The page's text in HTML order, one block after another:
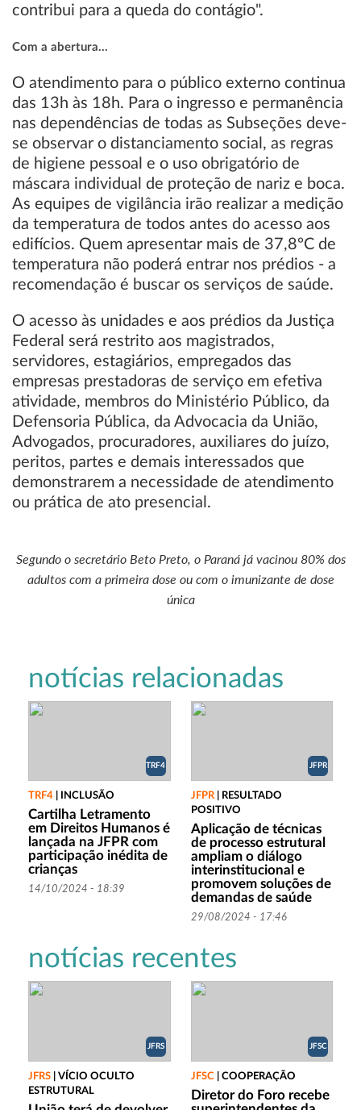
contribui para a queda do contágio".
Com a abertura...
O atendimento para o público externo continua
das 13h às 18h. Para o ingresso e permanência
nas dependências de todas as Subseções deve-
se observar o distanciamento social, as regras
de higiene pessoal e o uso obrigatório de
máscara individual de proteção de nariz e boca.
As equipes de vigilância irão realizar a medição
da temperatura de todos antes do acesso aos
edifícios. Quem apresentar mais de 37,8ºC de
temperatura não poderá entrar nos prédios - a
recomendação é buscar os serviços de saúde.
O acesso às unidades e aos prédios da Justiça
Federal será restrito aos magistrados,
servidores, estagiários, empregados das
empresas prestadoras de serviço em efetiva
atividade, membros do Ministério Público, da
Defensoria Pública, da Advocacia da União,
Advogados, procuradores, auxiliares do juízo,
peritos, partes e demais interessados que
demonstrarem a necessidade de atendimento
ou prática de ato presencial.
Segundo o secretário Beto Preto, o Paraná já vacinou 80% dos
adultos com a primeira dose ou com o imunizante de dose
única
notícias relacionadas
TRF4
TRF4 INCLUSÃO
Cartilha Letramento
em Direitos Humanos é
lançada na JFPR com
participação inédita de
crianças
14/10/2024 - 18:39
JFPR
JFPR|
RESULTADO
POSITIVO
Aplicação de técnicas
de processo estrutural
ampliam o diálogo
interinstitucional e
promovem soluções de
demandas de saúde
29/08/2024 - 17:46
notícias recentes
JFRS
JFRS
VÍCIO OCULTO
ESTRUTURAL
JFSC
JFSC| COOPERAÇÃO
Diretor do Foro recebe